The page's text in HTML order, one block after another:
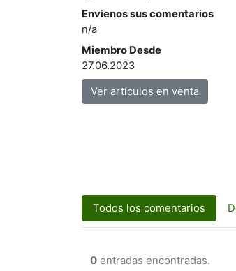
Envienos sus comentarios
n/a
Miembro Desde
27.06.2023
Ver artículos en venta
Todos los comentarios
0 entradas encontradas.